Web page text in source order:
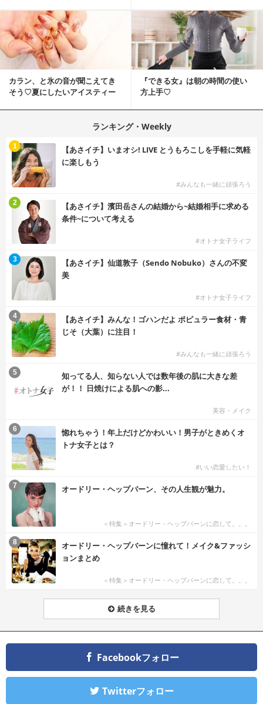
カラン、と氷の音が聞こえてき
そう♡夏にしたいアイスティー
『できる女』は朝の時間の使い
方上手♡
ランキング・Weekly
【あさイチ】いまオシ! LIVE とうもろこしを手軽に気軽
に楽しもう
#みんなも一緒に頑張ろう
1
【あさイチ】濱田岳さんの結婚から~結婚相手に求める
条件~について考える
#オトナ女子ライフ
2
【あさイチ】仙道敦子（Sendo Nobuko）さんの不変
美
#オトナ女子ライフ
3
【あさイチ】みんな！ゴハンだよ ポピュラー食材・青
じそ（大葉）に注目！
#みんなも一緒に頑張ろう
4
知ってる人、知らない人では数年後の肌に大きな差
が！！ 日焼けによる肌への影...
美容・メイク
5
惚れちゃう！年上だけどかわいい！男子がときめくオ
トナ女子とは？
#いい恋愛したい！
6
オードリー・ヘップバーン、その人生観が魅力。
＜特集＞オードリー・ヘップバーンに恋して。。。
7
オードリー・ヘップバーンに憧れて！メイク&ファッシ
ョンまとめ
＜特集＞オードリー・ヘップバーンに恋して。。。
8
続きを見る
Facebookフォロー
Twitterフォロー